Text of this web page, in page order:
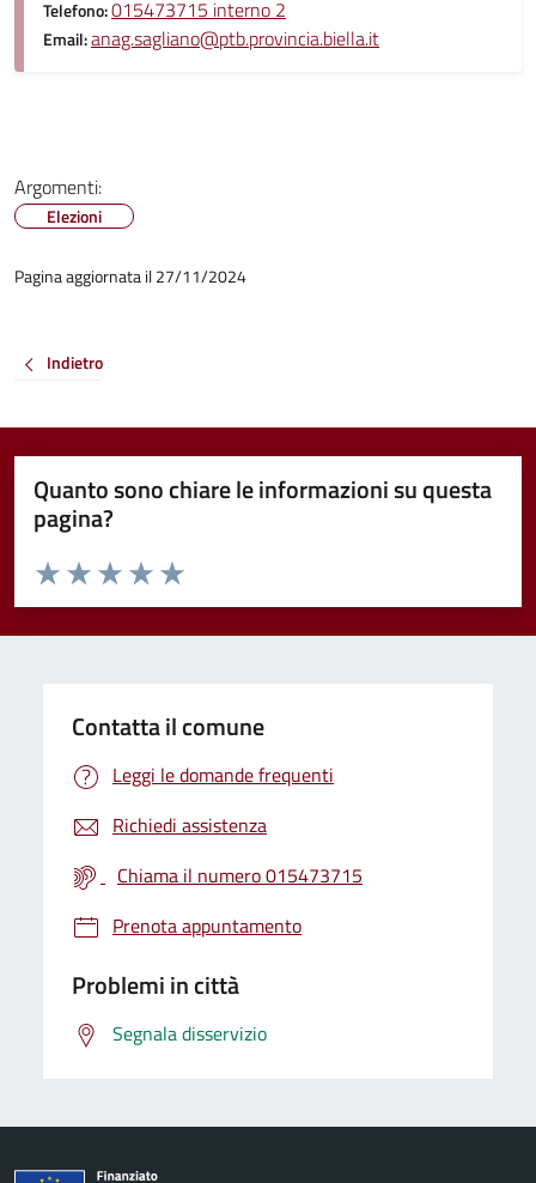
Telefono:015473715 interno 2
Email:anag.sagliano@ptb.provincia.biella.it
Argomenti:
Elezioni
Pagina aggiornata il 27/11/2024
Indietro
Quanto sono chiare le informazioni su questa
pagina?
Valuta da 1 a 5 stelle la pagina
Valuta 5 stelle su 5
Valuta 4 stelle su 5
Valuta 3 stelle su 5
Valuta 2 stelle su 5
Valuta 1 stelle su 5
Contatta il comune
Leggi le domande frequenti
Richiedi assistenza
Chiama il numero 015473715
Prenota appuntamento
Problemi in città
Segnala disservizio